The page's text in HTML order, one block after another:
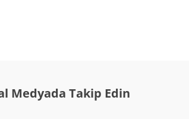
Medyada Takip Edin